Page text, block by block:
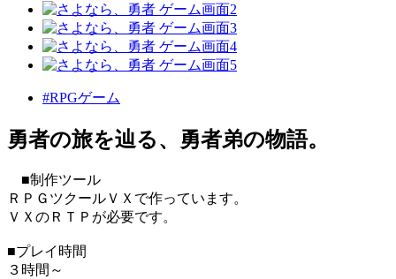
#RPGゲーム
勇者の旅を辿る、勇者弟の物語。
■制作ツール
ＲＰＧツクールＶＸで作っています。
ＶＸのＲＴＰが必要です。
■プレイ時間
３時間～